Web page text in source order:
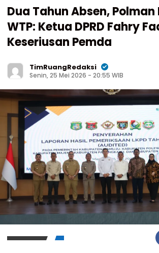
Dua Tahun Absen, Polman
WTP: Ketua DPRD Fahry
Keseriusan Pemda
TimRuangRedaksi
Senin, 25 Mei 2026 - 20:55 WIB